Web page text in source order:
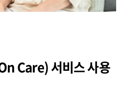
Care) 서비스 사용